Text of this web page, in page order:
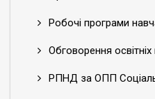
Робочі програми
Обговорення
РПНД за ОПП